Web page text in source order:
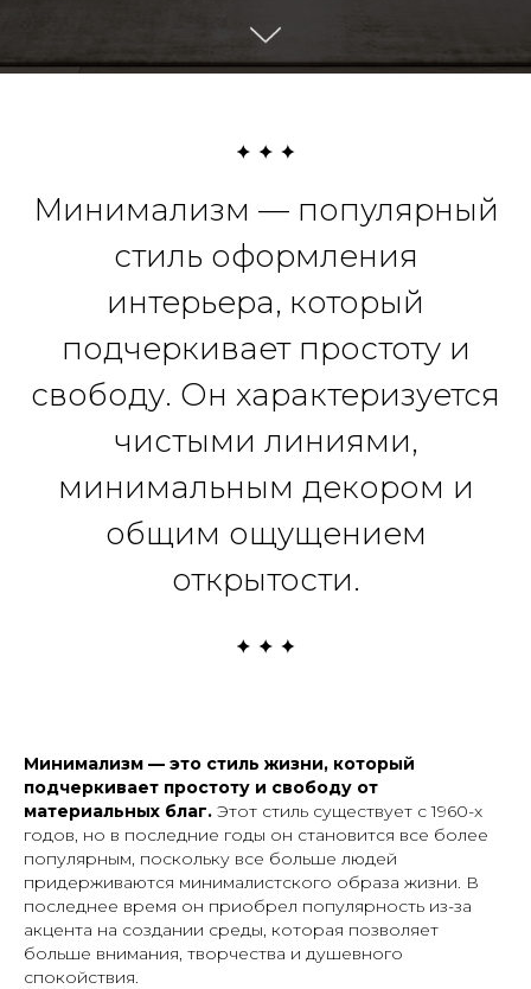
Минимализм — популярный
стиль оформления
интерьера, который
подчеркивает простоту и
свободу. Он характеризуется
чистыми линиями,
минимальным декором и
общим ощущением
открытости.
Минимализм — это стиль жизни, который
подчеркивает простоту и свободу от
материальных благ. Этот стиль существует с 1960-х
годов, но в последние годы он становится все более
популярным, поскольку все больше людей
придерживаются минималистского образа жизни. В
последнее время он приобрел популярность из-за
акцента на создании среды, которая позволяет
больше внимания, творчества и душевного
спокойствия.